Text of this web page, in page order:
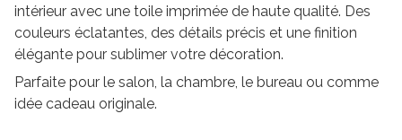
intérieur avec une toile imprimée de haute qualité. Des
couleurs éclatantes, des détails précis et une finition
élégante pour sublimer votre décoration.
Parfaite pour le salon, la chambre, le bureau ou comme
idée cadeau originale.